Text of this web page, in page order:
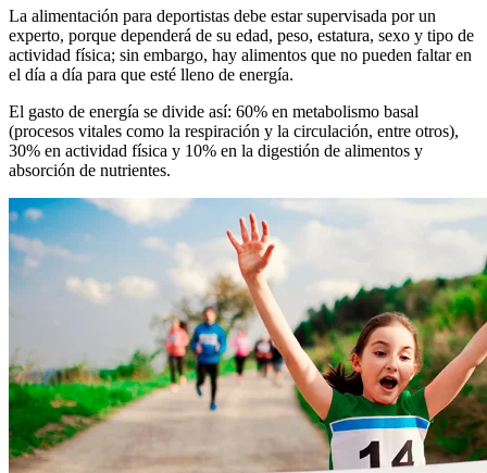
La alimentación para deportistas debe estar supervisada por un
experto, porque dependerá de su edad, peso, estatura, sexo y tipo de
actividad física; sin embargo, hay alimentos que no pueden faltar en
el día a día para que esté lleno de energía.
El gasto de energía se divide así: 60% en metabolismo basal
(procesos vitales como la respiración y la circulación, entre otros),
30% en actividad física y 10% en la digestión de alimentos y
absorción de nutrientes.